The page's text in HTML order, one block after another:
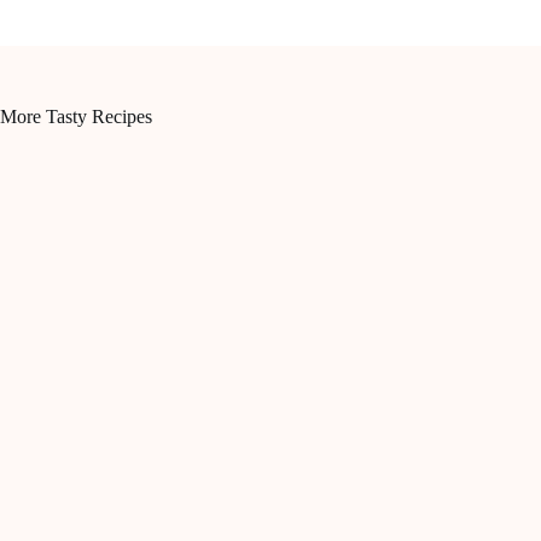
More Tasty Recipes